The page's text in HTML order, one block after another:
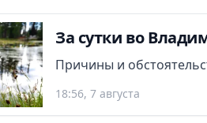
За сутки во
Причины и
18:56, 7 августа